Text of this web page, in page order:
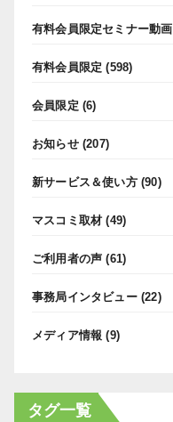
有料会員限定セミナー動画
有料会員限定 (598)
会員限定 (6)
お知らせ(207)
新サービス＆使い方(90)
マスコミ取材 (49)
ご利用者の声 (61)
事務局インタビュー(22)
メディア情報 (9)
タグ一覧